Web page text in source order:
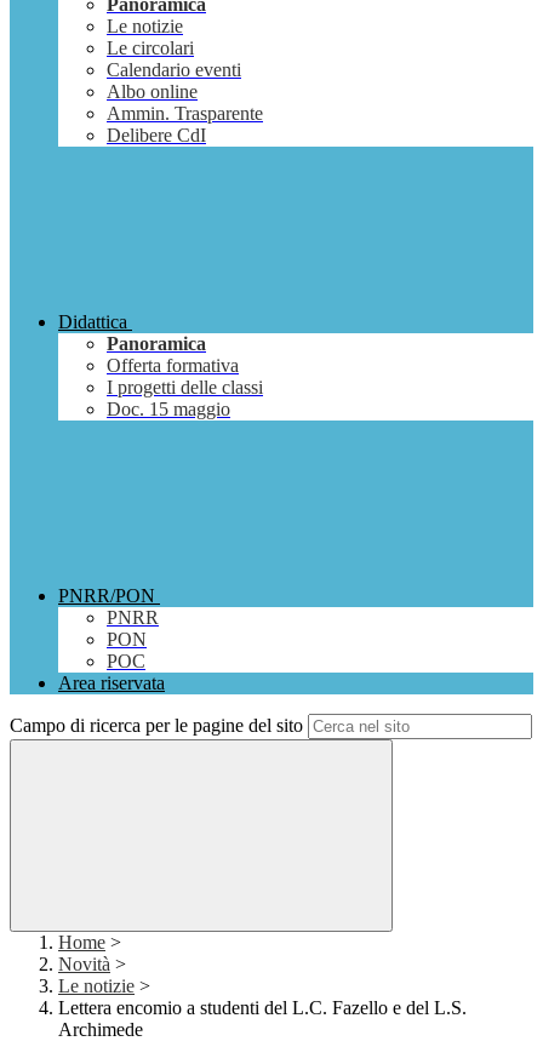
Panoramica
Le notizie
Le circolari
Calendario eventi
Albo online
Ammin. Trasparente
Delibere CdI
Didattica
Panoramica
Offerta formativa
I progetti delle classi
Doc. 15 maggio
PNRR/PON
PNRR
PON
POC
Area riservata
Campo di ricerca per le pagine del sito
Home >
Novità >
Le notizie >
Lettera encomio a studenti del L.C. Fazello e del L.S.
Archimede